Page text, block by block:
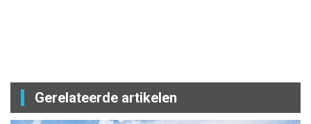
Gerelateerde artikelen